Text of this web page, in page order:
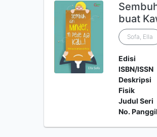
buat
Sofa, Ella
Edisi
ISBN/ISSN
Deskripsi
Fisik
Judul Seri
No. Panggil